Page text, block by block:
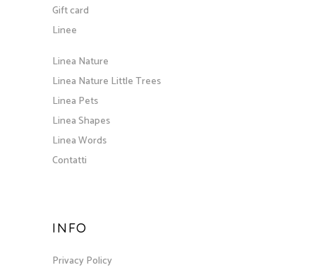
Gift card
Linee
Linea Nature
Linea Nature Little Trees
Linea Pets
Linea Shapes
Linea Words
Contatti
INFO
Privacy Policy